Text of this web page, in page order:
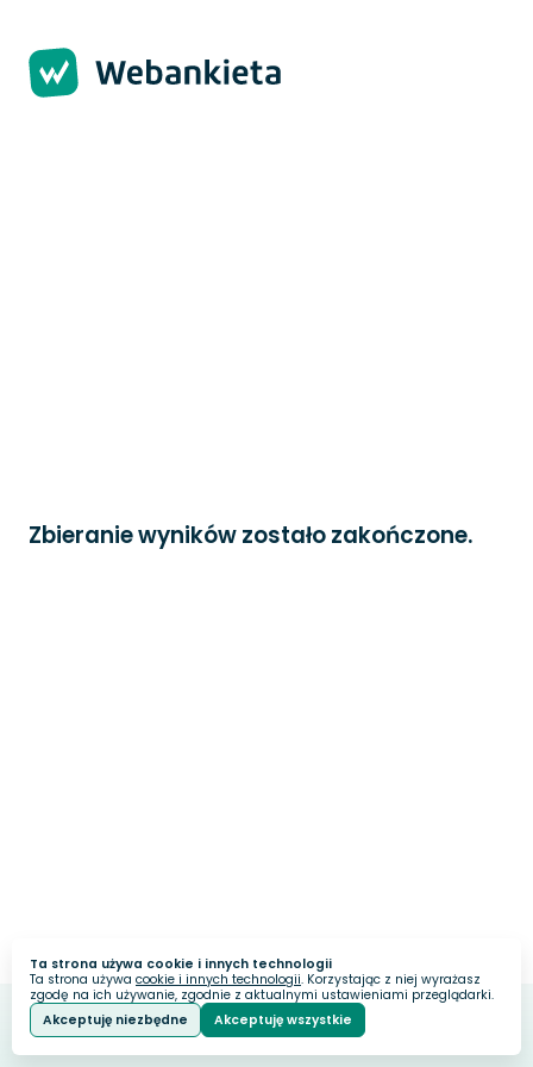
Ta strona używa cookie i innych technologii
Ta strona używa cookie i innych technologii. Korzystając z niej wyrażasz
zgodę na ich używanie, zgodnie z aktualnymi ustawieniami przeglądarki.
Akceptuję niezbędne
Akceptuję wszystkie
Zbieranie wyników zostało zakończone.
Stworzone naWebankieta